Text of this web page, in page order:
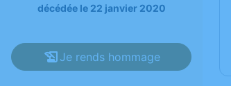
décédée le 22 janvier 2020
Je rends hommage